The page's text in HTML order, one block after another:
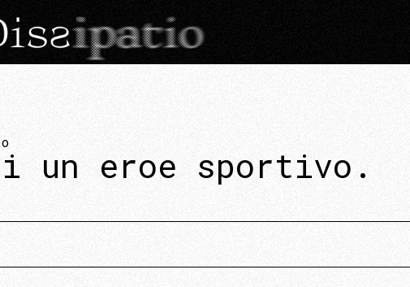
un eroe sportivo.